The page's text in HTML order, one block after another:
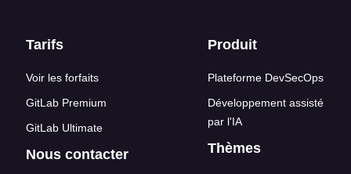
Liens en bas de page
Tarifs
Voir les forfaits
GitLab Premium
GitLab Ultimate
Nous contacter
Produit
Plateforme DevSecOps
Développement assisté
par l'IA
Thèmes